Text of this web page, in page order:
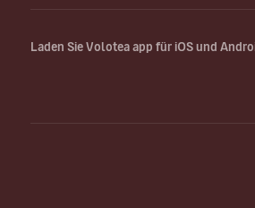
Laden Sie Volotea app für iOS und